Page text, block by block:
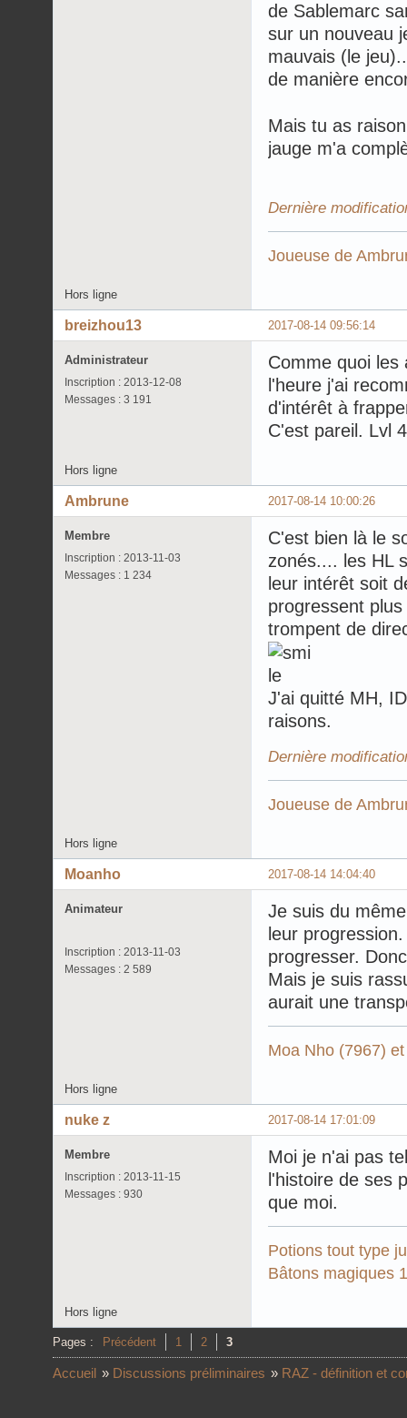
de Sablemarc
sur un nouveau
mauvais (le
de manière
Mais tu as
jauge m'a
Dernière
Joueuse de
Hors ligne
2017-08-14 09:56:14
breizhou13
Administrateur
Inscription : 2013-12-08
Messages : 3 191
Comme quoi
l'heure j'ai
d'intérêt à
C'est pareil. Lvl
Hors ligne
2017-08-14 10:00:26
Ambrune
Membre
Inscription : 2013-11-03
Messages : 1 234
C'est bien là le
zonés.... les HL
leur intérêt soit
progressent
trompent de
J'ai quitté MH,
raisons.
Dernière
Joueuse de
Hors ligne
2017-08-14 14:04:40
Moanho
Animateur
Inscription : 2013-11-03
Messages : 2 589
Je suis du
leur
progresser.
Mais je suis
aurait une
Moa Nho (7967)
Hors ligne
2017-08-14 17:01:09
nuke z
Membre
Inscription : 2013-11-15
Messages : 930
Moi je n'ai pas
l'histoire de ses
que moi.
Potions tout type
Bâtons magiques
Hors ligne
Pages : Précédent 1 2 3
Accueil » Discussions préliminaires » RAZ - définition et